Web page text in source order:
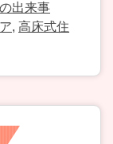
出来事
, 高床式住